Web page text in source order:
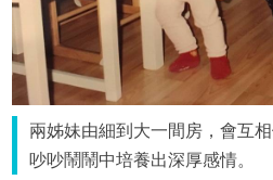
兩姊妹由細到大一間房，會互
吵吵鬧鬧中培養出深厚感情。